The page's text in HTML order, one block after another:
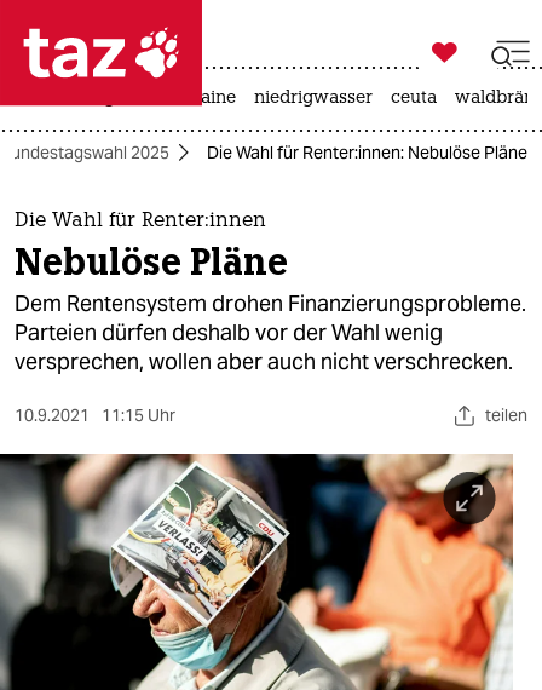
 taz zahl ich
taz zahl ich
themen
politik
öko
gesellschaft
sport
berlin
nord

taz zahl ich
krieg in der ukraine niedrigwasser ceuta
Bundestagswahl 2025 Die Wahl für Ren­te­r:in­nen: Nebulöse Pläne
Die Wahl für Ren­te­r:in­nen
Nebulöse Pläne
Dem Rentensystem drohen Finanzierungsprobleme.
Parteien dürfen deshalb vor der Wahl wenig
versprechen, wollen aber auch nicht verschrecken.
10.9.2021 11:15 Uhr teilen